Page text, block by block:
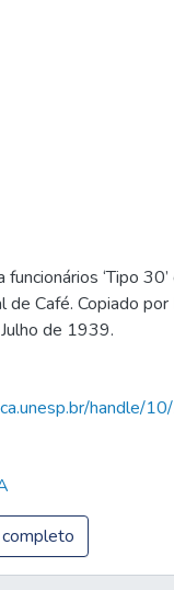
‘Tipo
de Café. Copiado
de 1939.
handle/